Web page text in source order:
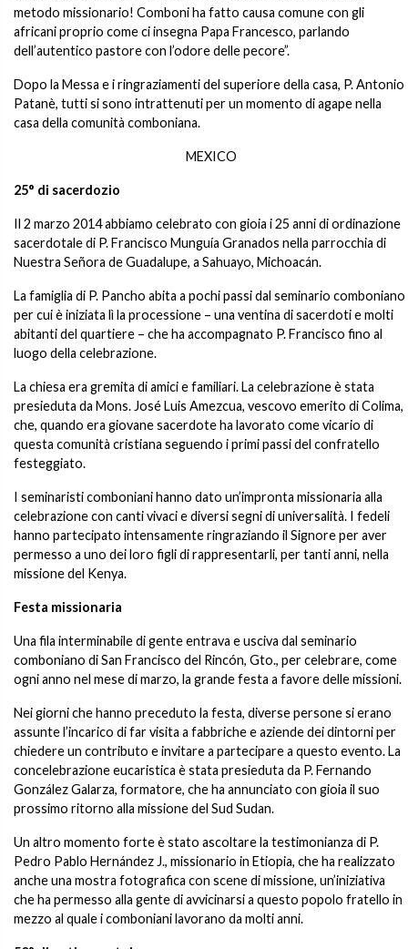
metodo missionario! Comboni ha fatto causa comune con gli
africani proprio come ci insegna Papa Francesco, parlando
dell’autentico pastore con l’odore delle pecore”.
Dopo la Messa e i ringraziamenti del superiore della casa, P. Antonio
Patanè, tutti si sono intrattenuti per un momento di agape nella
casa della comunità comboniana.
MEXICO
25° di sacerdozio
Il 2 marzo 2014 abbiamo celebrato con gioia i 25 anni di ordinazione
sacerdotale di P. Francisco Munguía Granados nella parrocchia di
Nuestra Señora de Guadalupe, a Sahuayo, Michoacán.
La famiglia di P. Pancho abita a pochi passi dal seminario comboniano
per cui è iniziata lì la processione – una ventina di sacerdoti e molti
abitanti del quartiere – che ha accompagnato P. Francisco fino al
luogo della celebrazione.
La chiesa era gremita di amici e familiari. La celebrazione è stata
presieduta da Mons. José Luis Amezcua, vescovo emerito di Colima,
che, quando era giovane sacerdote ha lavorato come vicario di
questa comunità cristiana seguendo i primi passi del confratello
festeggiato.
I seminaristi comboniani hanno dato un’impronta missionaria alla
celebrazione con canti vivaci e diversi segni di universalità. I fedeli
hanno partecipato intensamente ringraziando il Signore per aver
permesso a uno dei loro figli di rappresentarli, per tanti anni, nella
missione del Kenya.
Festa missionaria
Una fila interminabile di gente entrava e usciva dal seminario
comboniano di San Francisco del Rincón, Gto., per celebrare, come
ogni anno nel mese di marzo, la grande festa a favore delle missioni.
Nei giorni che hanno preceduto la festa, diverse persone si erano
assunte l’incarico di far visita a fabbriche e aziende dei dintorni per
chiedere un contributo e invitare a partecipare a questo evento. La
concelebrazione eucaristica è stata presieduta da P. Fernando
González Galarza, formatore, che ha annunciato con gioia il suo
prossimo ritorno alla missione del Sud Sudan.
Un altro momento forte è stato ascoltare la testimonianza di P.
Pedro Pablo Hernández J., missionario in Etiopia, che ha realizzato
anche una mostra fotografica con scene di missione, un’iniziativa
che ha permesso alla gente di avvicinarsi a questo popolo fratello in
mezzo al quale i comboniani lavorano da molti anni.